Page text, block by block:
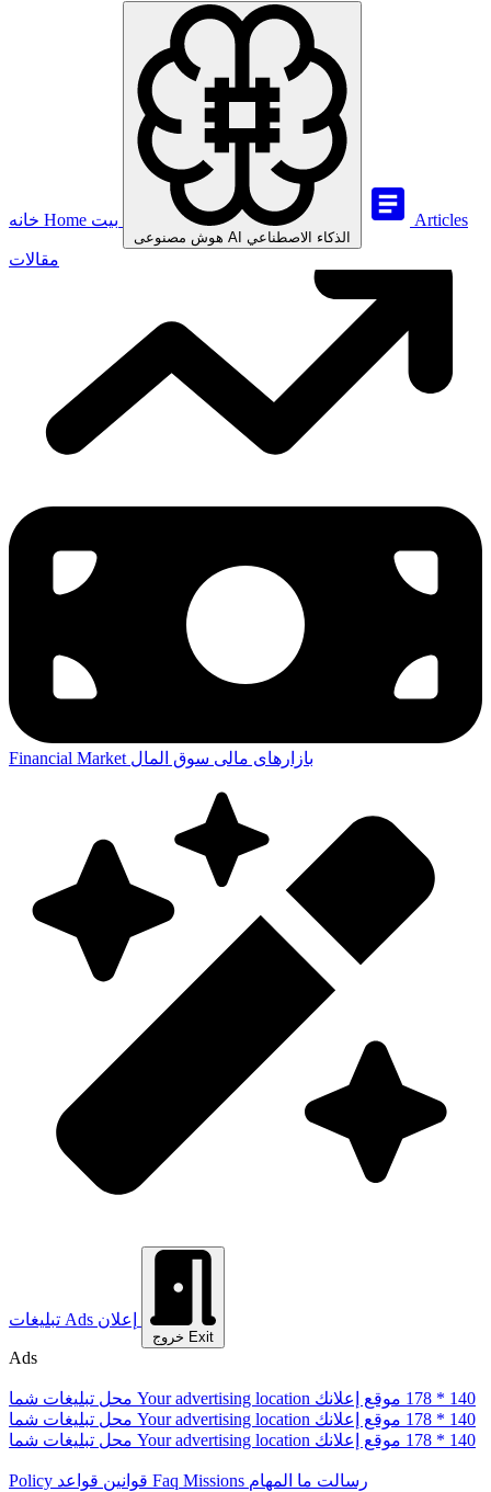
Home
هوش مصنوعی AI الذكاء الاصطناعي
Articles
مقالات
Financial Market بازارهای مالی سوق المال
تبلیغات Ads
خروج Exit
Ads
محل تبلیغات شما Your advertising location موقع إعلانك 178 * 140
محل تبلیغات شما Your advertising location موقع إعلانك 178 * 140
محل تبلیغات شما Your advertising location موقع إعلانك 178 * 140
Policy قوانین قواعد Faq Missions رسالت ما المهام